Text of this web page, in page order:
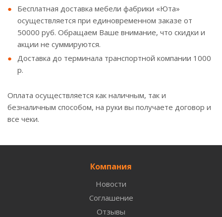
Бесплатная доставка мебели фабрики «Юта»
осуществляется при единовременном заказе от
50000 руб. Обращаем Ваше внимание, что скидки и
акции не суммируются.
Доставка до терминала транспортной компании 1000
р.
Оплата осуществляется как наличным, так и
безналичным способом, на руки вы получаете договор и
все чеки.
Компания
Новости
Соглашение
Отзывы